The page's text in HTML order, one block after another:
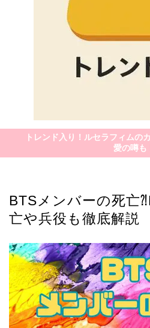
トレンド入り！ルセラフィムの
愛の噂も
BTSメンバーの死亡
亡や兵役も徹底解説